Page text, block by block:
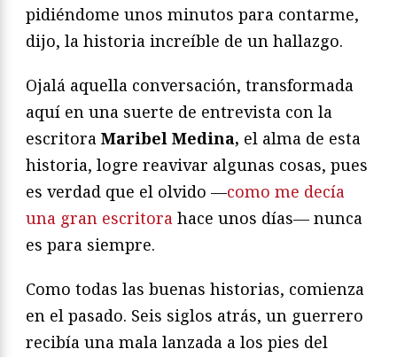
pidiéndome unos minutos para contarme,
dijo, la historia increíble de un hallazgo.
Ojalá aquella conversación, transformada
aquí en una suerte de entrevista con la
escritora Maribel Medina, el alma de esta
historia, logre reavivar algunas cosas, pues
es verdad que el olvido —como me decía
una gran escritora hace unos días— nunca
es para siempre.
Como todas las buenas historias, comienza
en el pasado. Seis siglos atrás, un guerrero
recibía una mala lanzada a los pies del